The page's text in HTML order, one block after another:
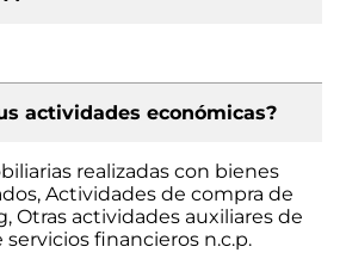
actividades económicas?
realizadas con bienes
Actividades de compra de
Otras actividades auxiliares de
servicios financieros n.c.p.